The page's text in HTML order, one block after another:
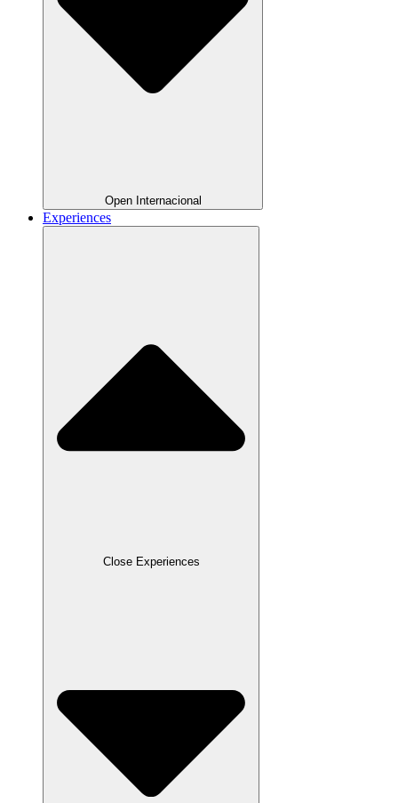
Open Internacional
Experiences
Close Experiences